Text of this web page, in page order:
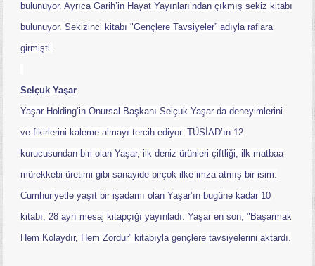
bulunuyor. Ayrıca Garih’in Hayat Yayınları’ndan çıkmış sekiz kitabı
bulunuyor. Sekizinci kitabı "Gençlere Tavsiyeler” adıyla raflara
girmişti.
Selçuk Yaşar
Yaşar Holding’in Onursal Başkanı Selçuk Yaşar da deneyimlerini
ve fikirlerini kaleme almayı tercih ediyor. TÜSİAD’ın 12
kurucusundan biri olan Yaşar, ilk deniz ürünleri çiftliği, ilk matbaa
mürekkebi üretimi gibi sanayide birçok ilke imza atmış bir isim.
Cumhuriyetle yaşıt bir işadamı olan Yaşar’ın bugüne kadar 10
kitabı, 28 ayrı mesaj kitapçığı yayınladı. Yaşar en son, "Başarmak
Hem Kolaydır, Hem Zordur” kitabıyla gençlere tavsiyelerini aktardı.